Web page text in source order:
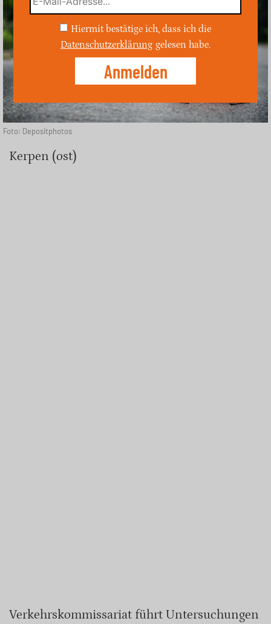
Foto: Depositphotos
Kerpen (ost)
Verkehrskommissariat führt Untersuchungen
Hiermit bestätige ich, dass ich die
Datenschutzerklärung gelesen habe.